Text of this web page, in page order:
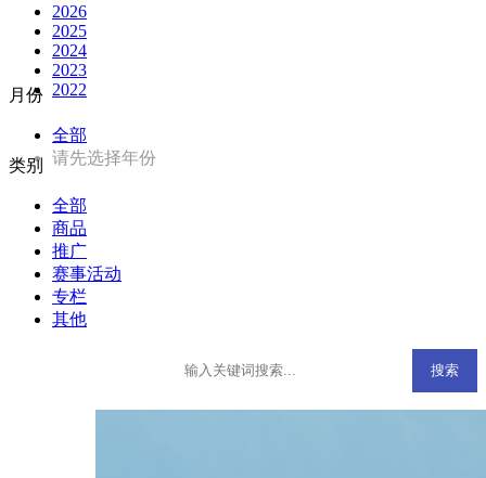
2026
2025
2024
2023
2022
月份
全部
请先选择年份
类别
全部
商品
推广
赛事活动
专栏
其他
搜索